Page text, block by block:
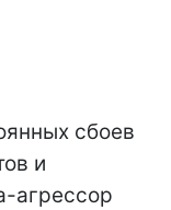
сбоев
и
агрессор